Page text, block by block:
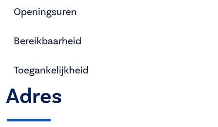
Openingsuren
Bereikbaarheid
Toegankelijkheid
Adres